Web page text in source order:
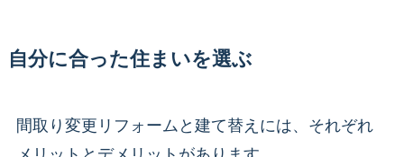
自分に合った住まいを選ぶ
間取り変更リフォームと建て替えには、それぞれ